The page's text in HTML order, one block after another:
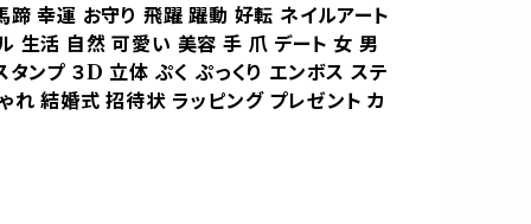
蹄 幸運 お守り 飛躍 躍動 好転 ネイルアート
生活 自然 可愛い 美容 手 爪 デート 女 男
ンプ ３D 立体 ぷく ぷっくり エンボス ステ
れ 結婚式 招待状 ラッピング プレゼント カ